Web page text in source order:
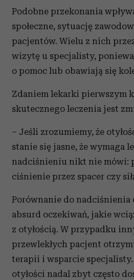
Podobne przekonania
społeczne, sytuację
pacjentów. Wielu z nich
wizytę u specjalisty,
o pomoc lub obawiają się
Zdaniem lekarki pierwszym
skutecznego leczenia jest
– Jeśli zrozumiemy, że
stanie się jasne, że wymaga
nadciśnieniu nikt nie mówi:
ciśnienie przez spacer czy
Porównanie do nadciśnienia
absurd oczekiwań, jakie
z otyłością. W przypadku
przewlekłych pacjent
terapii i wsparcie
otyłości nadal zbyt często